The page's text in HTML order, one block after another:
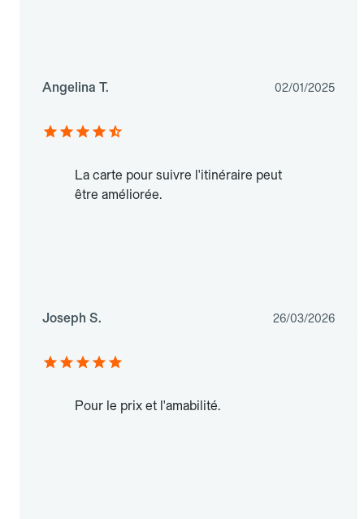
Angelina T. 02/01/2025
La carte pour suivre l'itinéraire peut
être améliorée.
Joseph S. 26/03/2026
Pour le prix et l'amabilité.